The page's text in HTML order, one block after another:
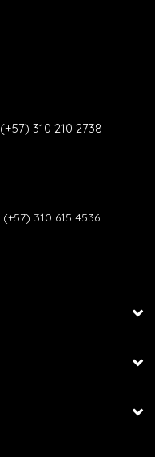
(+57) 310 210 2738
(+57) 310 615 4536